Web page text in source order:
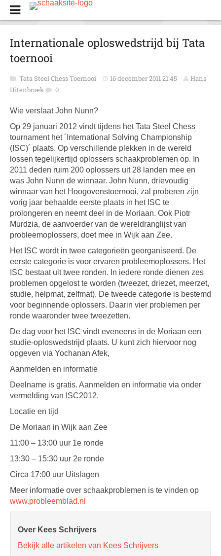
Internationale oploswedstrijd bij Tata
toernooi
Tata Steel Chess Toernooi 16 december 2011 21:45
Hans
Uitenbroek
0
Wie verslaat John Nunn?
Op 29 januari 2012 vindt tijdens het Tata Steel Chess
tournament het ´International Solving Championship
(ISC)´ plaats. Op verschillende plekken in de wereld
lossen tegelijkertijd oplossers schaakproblemen op. In
2011 deden ruim 200 oplossers uit 28 landen mee en
was John Nunn de winnaar. John Nunn, drievoudig
winnaar van het Hoogovenstoernooi, zal proberen zijn
vorig jaar behaalde eerste plaats in het ISC te
prolongeren en neemt deel in de Moriaan. Ook Piotr
Murdzia, de aanvoerder van de wereldranglijst van
probleemoplossers, doet mee in Wijk aan Zee.
Het ISC wordt in twee categorieën georganiseerd. De
eerste categorie is voor ervaren probleemoplossers. Het
ISC bestaat uit twee ronden. In iedere ronde dienen zes
problemen opgelost te worden (tweezet, driezet, meerzet,
studie, helpmat, zelfmat). De tweede categorie is bestemd
voor beginnende oplossers. Daarin vier problemen per
ronde waaronder twee tweezetten.
De dag voor het ISC vindt eveneens in de Moriaan een
studie-oploswedstrijd plaats. U kunt zich hiervoor nog
opgeven via Yochanan Afek,
Aanmelden en informatie
Deelname is gratis. Aanmelden en informatie via onder
vermelding van ISC2012.
Locatie en tijd
De Moriaan in Wijk aan Zee
11:00 – 13:00 uur 1e ronde
13:30 – 15:30 uur 2e ronde
Circa 17:00 uur Uitslagen
Meer informatie over schaakproblemen is te vinden op
www.probleemblad.nl
Over Kees Schrijvers
Bekijk alle artikelen van Kees Schrijvers